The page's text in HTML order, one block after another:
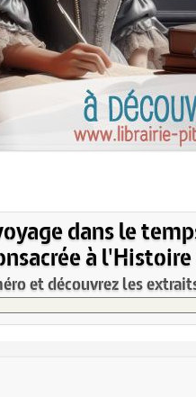
dans le
à l'Histoire
et découvrez les